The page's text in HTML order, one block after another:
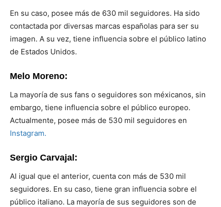
En su caso, posee más de 630 mil seguidores. Ha sido
contactada por diversas marcas españolas para ser su
imagen. A su vez, tiene influencia sobre el público latino
de Estados Unidos.
Melo Moreno:
La mayoría de sus fans o seguidores son méxicanos, sin
embargo, tiene influencia sobre el público europeo.
Actualmente, posee más de 530 mil seguidores en
Instagram.
Sergio Carvajal:
Al igual que el anterior, cuenta con más de 530 mil
seguidores. En su caso, tiene gran influencia sobre el
público italiano. La mayoría de sus seguidores son de